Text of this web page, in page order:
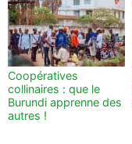
Coopératives
collinaires : que le
Burundi apprenne des
autres !